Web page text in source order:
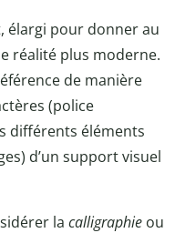
élargi pour donner au
réalité plus moderne.
de manière
(police
différents éléments
d’un support visuel
la calligraphie ou